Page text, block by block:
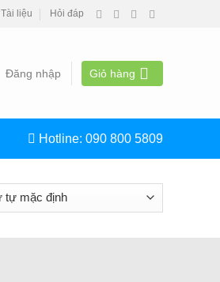
Tài liệu Hỏi đáp
Đăng nhập Giỏ hàng
Hotline: 090 800 5809